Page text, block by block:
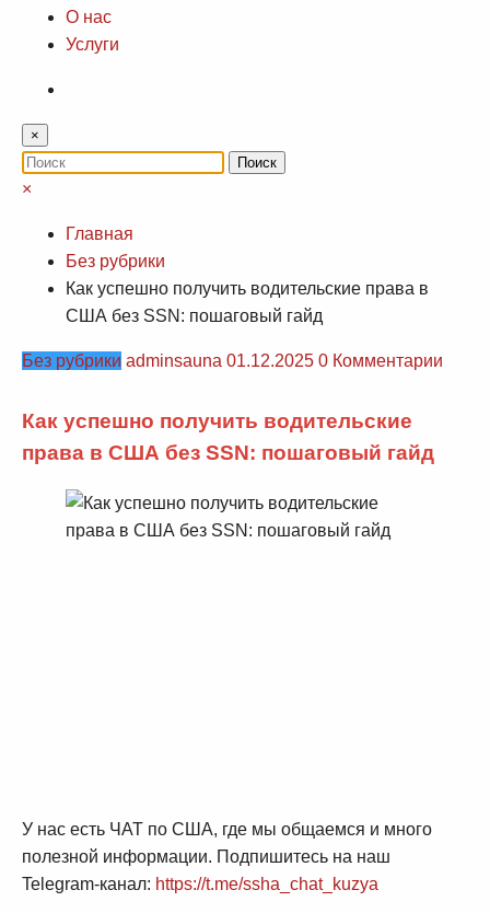
О нас
Услуги
×
×
Главная
Без рубрики
Как успешно получить водительские права в
США без SSN: пошаговый гайд
Без рубрики adminsauna 01.12.2025 0 Комментарии
Как успешно получить водительские
права в США без SSN: пошаговый гайд
У нас есть ЧАТ по США, где мы общаемся и много
полезной информации. Подпишитесь на наш
Telegram-канал: https://t.me/ssha_chat_kuzya